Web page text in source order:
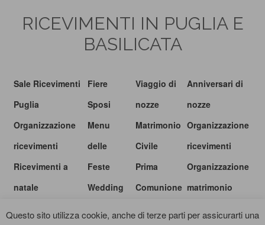
RICEVIMENTI IN PUGLIA E
BASILICATA
Sale Ricevimenti
Puglia
Organizzazione
ricevimenti
Ricevimenti a
natale
Fiere
Sposi
Menu
delle
Feste
Wedding
Viaggio di
nozze
Matrimonio
Civile
Prima
Comunione
Anniversari di
nozze
Organizzazione
ricevimenti
Organizzazione
matrimonio
Questo sito utilizza cookie, anche di terze parti per assicurarti una